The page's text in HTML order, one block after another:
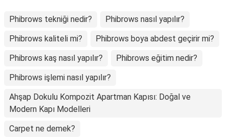
Phibrows tekniği nedir?
Phibrows nasıl yapılır?
Phibrows kaliteli mi?
Phibrows boya abdest geçirir mi?
Phibrows kaş nasıl yapılır?
Phibrows eğitim nedir?
Phibrows işlemi nasıl yapılır?
Ahşap Dokulu Kompozit Apartman Kapısı: Doğal ve
Modern Kapı Modelleri
Carpet ne demek?